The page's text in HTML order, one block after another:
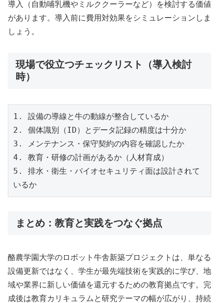
導入（自動哺乳機やミルククーラーなど）を検討する価値
があります。導入前に費用対効果をシミュレーションしま
しょう。
現場で役立つチェックリスト（導入検討
時）
1. 設備の導線と牛の動線が整合しているか
2. 個体識別（ID）とデータ記録の精度は十分か
3. メンテナンス・保守契約の内容を確認したか
4. 教育・研修の計画があるか（人材育成）
5. 排水・衛生・バイオセキュリティ面は設計されて
いるか
まとめ：教育と実践をつなぐ拠点
酪農学園大学のロボット牛舎新築プロジェクトは、単なる
設備更新ではなく、学生が最先端技術を実践的に学び、地
域や業界に新しい価値を還元するための教育拠点です。完
成後は教育カリキュラムと研究テーマの幅が広がり、持続